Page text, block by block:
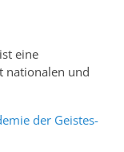
eine
nationalen und
der Geistes-